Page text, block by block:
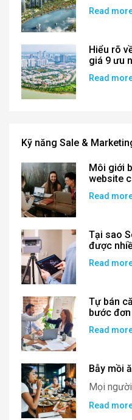
Read
Hiểu rõ
giá 9 ưu
Read
Kỹ năng Sale &
Môi giới
website
Read
Tại sao
được
Read
Tự bán
bước
Read
Bẫy mồi
Mọi
Read